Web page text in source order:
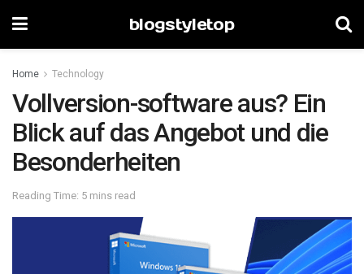
blogstyletop
Home Technology
Vollversion-software aus? Ein
Blick auf das Angebot und die
Besonderheiten
Reading Time: 5 mins read